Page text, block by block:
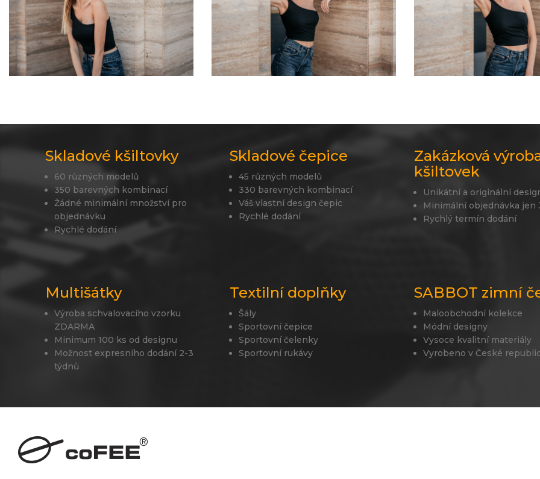
Skladové kšiltovky
60 různých modelů
350 barevných kombinací
Žádné minimální množství pro
objednávku
Rychlé dodání
Skladové čepice
45 různých modelů
330 barevných kombinací
Váš vlastní design čepic
Rychlé dodání
Zakázková
kšiltovek
Unikátní a originální
Minimální objednávka jen
Rychlý termín dodání
Multišátky
Výroba schvalovacího vzorku
ZDARMA
Minimum 100 ks od designu
Možnost expresního dodání 2-3
týdnů
Textilní doplňky
Šály
Sportovní čepice
Sportovní čelenky
Sportovní rukávy
SABBOT zimní
Maloobchodní kolekce
Módní designy
Vysoce kvalitní materiály
Vyrobeno v České